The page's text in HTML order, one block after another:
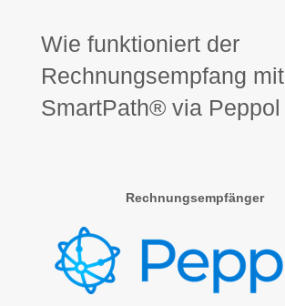
Wie funktioniert der
Rechnungsempfang mit
SmartPath® via Peppol
Rechnungsempfänger